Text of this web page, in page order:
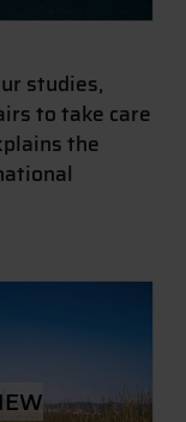
studies,
to take care
the